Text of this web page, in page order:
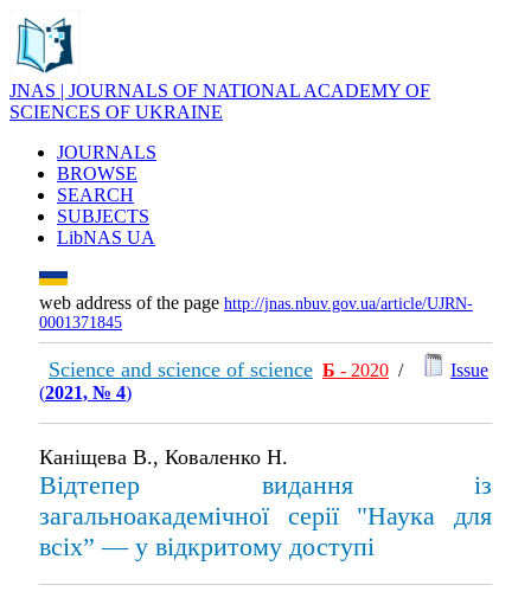
JNAS | JOURNALS OF NATIONAL ACADEMY OF
SCIENCES OF UKRAINE
JOURNALS
BROWSE
SEARCH
SUBJECTS
LibNAS UA
web address of the page http://jnas.nbuv.gov.ua/article/UJRN-
0001371845
Science and science of science Б - 2020 /
Issue
(2021, № 4)
Каніщева В., Коваленко Н.
Відтепер видання із
загальноакадемічної серії "Наука для
всіх” — у відкритому доступі